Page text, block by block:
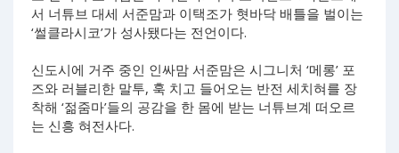
서 너튜브 대세 서준맘과 이택조가 혓바닥 배틀을 벌이는
‘썰클라시코’가 성사됐다는 전언이다.
신도시에 거주 중인 인싸맘 서준맘은 시그니처 ‘메롱’ 포
즈와 러블리한 말투, 훅 치고 들어오는 반전 세치혀를 장
착해 ‘젊줌마’들의 공감을 한 몸에 받는 너튜브계 떠오르
는 신흥 혀전사다.